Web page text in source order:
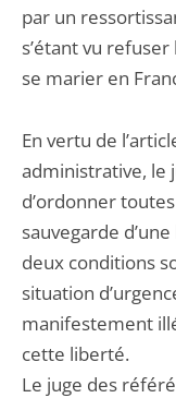
par un
s’étant vu
se marier en
En vertu de
administrative, le
d’ordonner
sauvegarde
deux conditions
situation
manifestement
cette liberté.
Le juge des